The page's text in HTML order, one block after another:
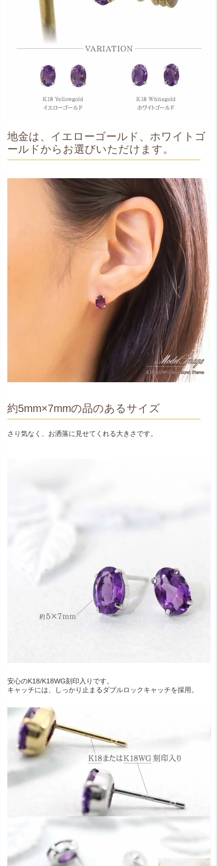
地金は、イエローゴールド、ホワイトゴ
ールドからお選びいただけます。
約5mm×7mmの品のあるサイズ
さり気なく、お洒落に見せてくれる大きさです。
安心のK18/K18WG刻印入りです。
キャッチには、しっかり止まるダブルロックキャッチを採用。